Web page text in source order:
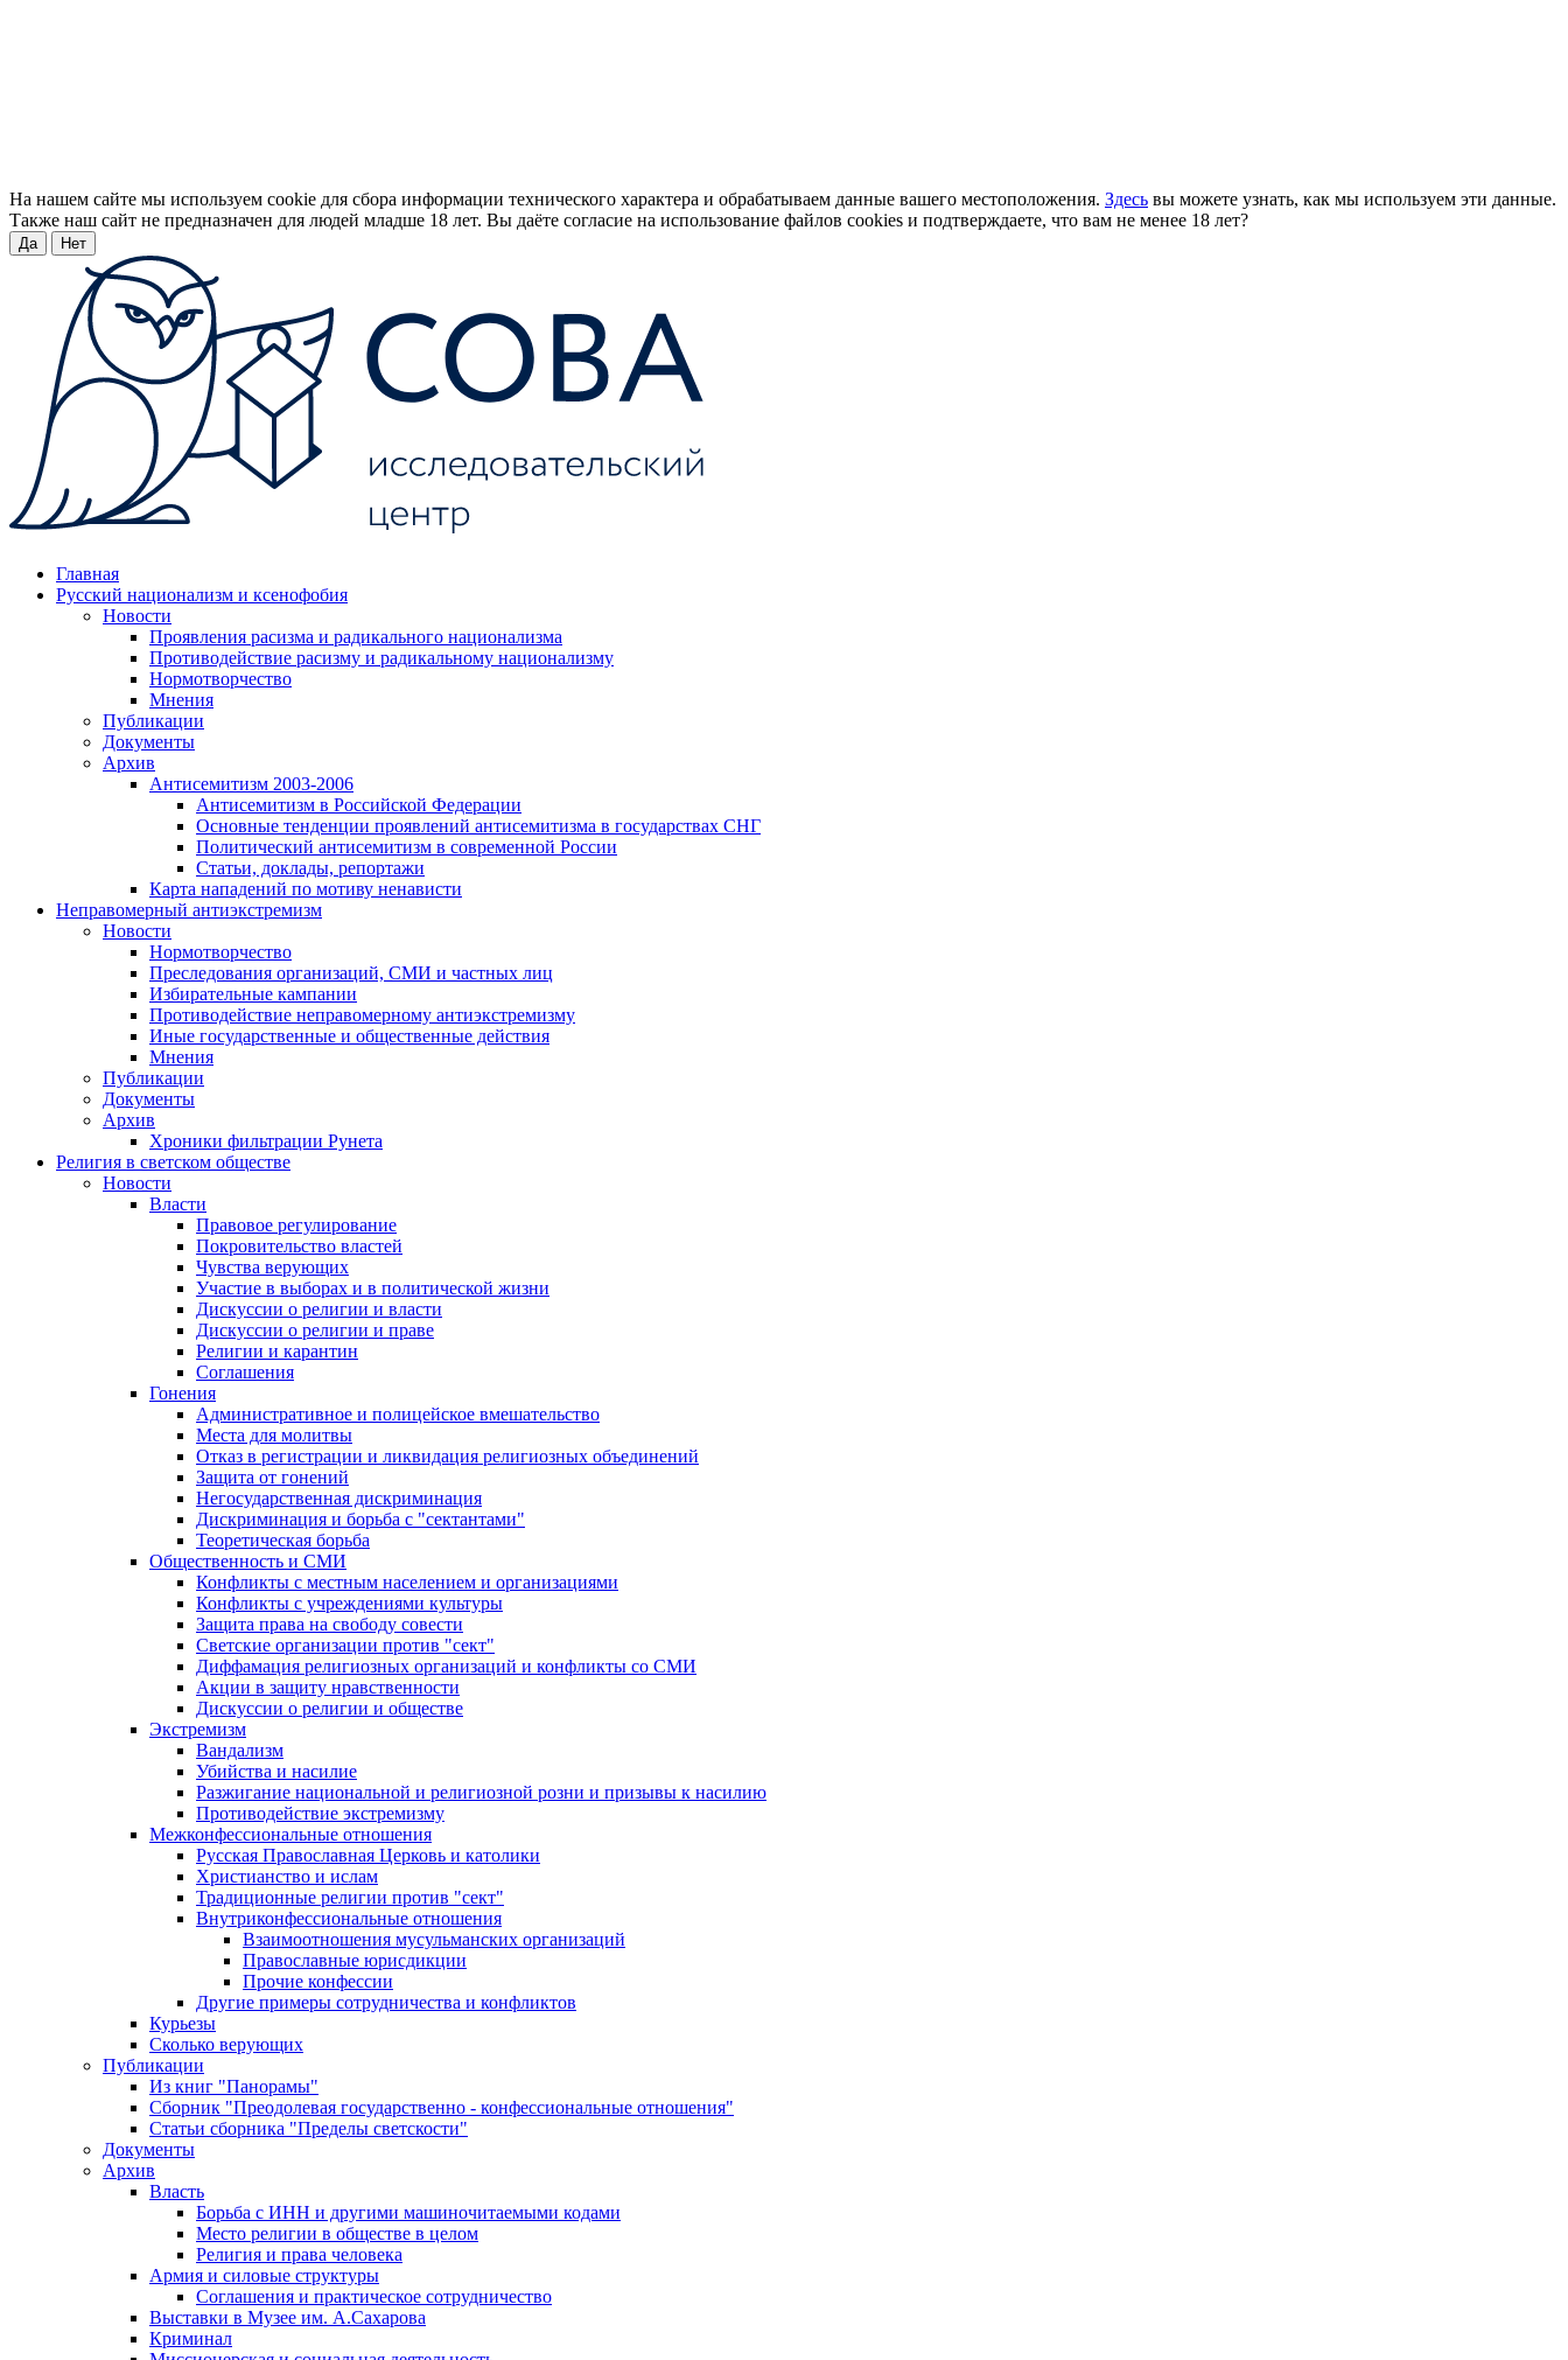
На нашем сайте мы используем cookie для сбора информации технического характера и обрабатываем данные вашего местоположения. Здесь вы можете узнать, как мы используем эти данные.
Также наш сайт не предназначен для людей младше 18 лет. Вы даёте согласие на использование файлов cookies и подтверждаете, что вам не менее 18 лет?
Да Нет
Главная
Русский национализм и ксенофобия
Новости
Проявления расизма и радикального национализма
Противодействие расизму и радикальному национализму
Нормотворчество
Мнения
Публикации
Документы
Архив
Антисемитизм 2003-2006
Антисемитизм в Российской Федерации
Основные тенденции проявлений антисемитизма в государствах СНГ
Политический антисемитизм в современной России
Статьи, доклады, репортажи
Карта нападений по мотиву ненависти
Неправомерный антиэкстремизм
Новости
Нормотворчество
Преследования организаций, СМИ и частных лиц
Избирательные кампании
Противодействие неправомерному антиэкстремизму
Иные государственные и общественные действия
Мнения
Публикации
Документы
Архив
Хроники фильтрации Рунета
Религия в светском обществе
Новости
Власти
Правовое регулирование
Покровительство властей
Чувства верующих
Участие в выборах и в политической жизни
Дискуссии о религии и власти
Дискуссии о религии и праве
Религии и карантин
Соглашения
Гонения
Административное и полицейское вмешательство
Места для молитвы
Отказ в регистрации и ликвидация религиозных объединений
Защита от гонений
Негосударственная дискриминация
Дискриминация и борьба с "сектантами"
Теоретическая борьба
Общественность и СМИ
Конфликты с местным населением и организациями
Конфликты с учреждениями культуры
Защита права на свободу совести
Светские организации против "сект"
Диффамация религиозных организаций и конфликты со СМИ
Акции в защиту нравственности
Дискуссии о религии и обществе
Экстремизм
Вандализм
Убийства и насилие
Разжигание национальной и религиозной розни и призывы к насилию
Противодействие экстремизму
Межконфессиональные отношения
Русская Православная Церковь и католики
Христианство и ислам
Традиционные религии против "сект"
Внутриконфессиональные отношения
Взаимоотношения мусульманских организаций
Православные юрисдикции
Прочие конфессии
Другие примеры сотрудничества и конфликтов
Курьезы
Сколько верующих
Публикации
Из книг "Панорамы"
Сборник "Преодолевая государственно - конфессиональные отношения"
Статьи сборника "Пределы светскости"
Документы
Архив
Власть
Борьба с ИНН и другими машиночитаемыми кодами
Место религии в обществе в целом
Религия и права человека
Армия и силовые структуры
Соглашения и практическое сотрудничество
Выставки в Музее им. А.Сахарова
Криминал